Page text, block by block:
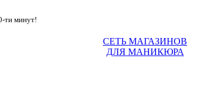
ти минут!
СЕТЬ МАГАЗИНОВ
ДЛЯ МАНИКЮРА